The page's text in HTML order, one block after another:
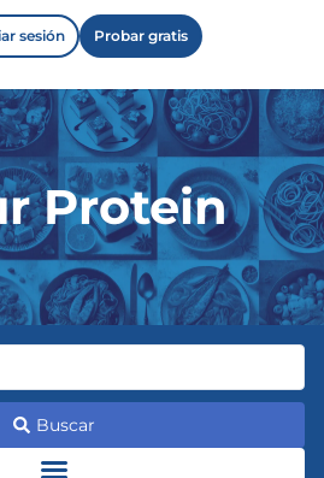
sesión Probar gratis
Protein
Buscar